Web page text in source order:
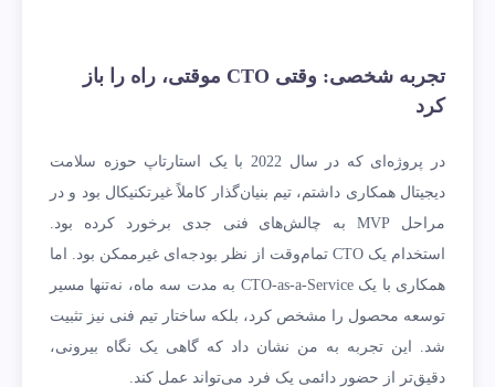
تجربه شخصی: وقتی CTO موقتی، راه را باز
کرد
در پروژه‌ای که در سال 2022 با یک استارتاپ حوزه سلامت
دیجیتال همکاری داشتم، تیم بنیان‌گذار کاملاً غیرتکنیکال بود و در
مراحل MVP به چالش‌های فنی جدی برخورد کرده بود.
استخدام یک CTO تمام‌وقت از نظر بودجه‌ای غیرممکن بود. اما
همکاری با یک CTO-as-a-Service به مدت سه ماه، نه‌تنها مسیر
توسعه محصول را مشخص کرد، بلکه ساختار تیم فنی نیز تثبیت
شد. این تجربه به من نشان داد که گاهی یک نگاه بیرونی،
دقیق‌تر از حضور دائمی یک فرد می‌تواند عمل کند.